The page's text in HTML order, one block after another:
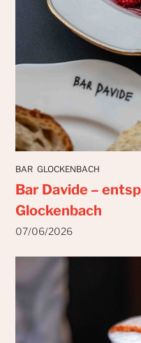
BAR GLOCKENBACH
Bar Davide –
Glockenbach
07/06/2026